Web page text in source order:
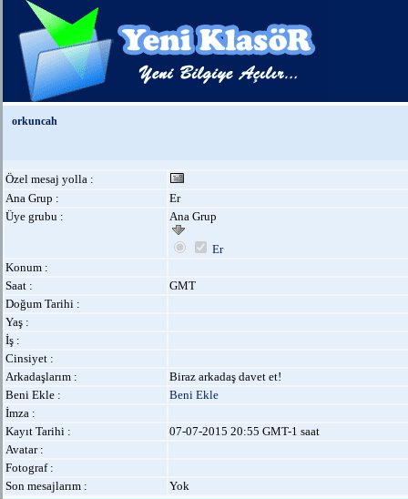
orkuncah
Özel mesaj yolla :
Ana Grup :
Er
Üye grubu :
Ana Grup
Er
Konum :
Saat :
GMT
Doğum Tarihi :
Yaş :
İş :
Cinsiyet :
Arkadaşlarım :
Biraz arkadaş davet et!
Beni Ekle :
Beni Ekle
İmza :
Kayıt Tarihi :
07-07-2015 20:55 GMT-1 saat
Avatar :
Fotograf :
Son mesajlarım :
Yok